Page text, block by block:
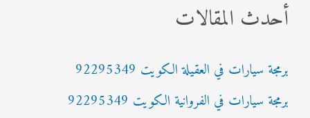
ح
ع
ن
أحدث المقالات
برمجة سيارات في العقيلة الكويت 92295349
برمجة سيارات في الفروانية الكويت 92295349